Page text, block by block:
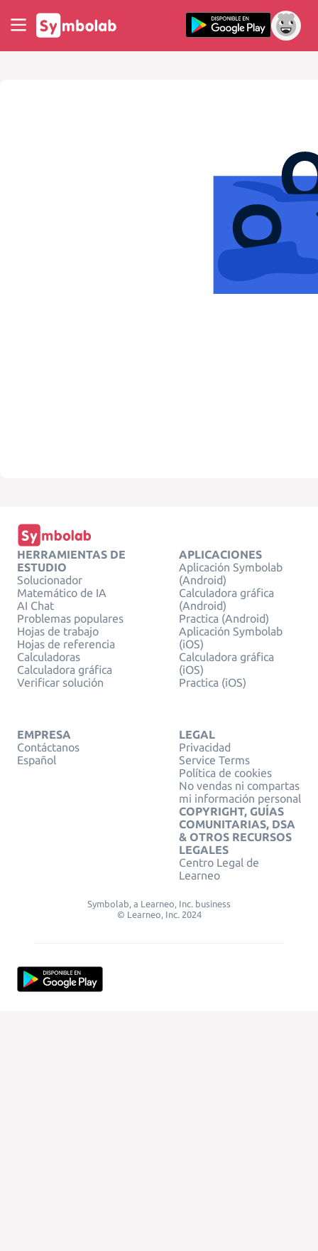
HERRAMIENTAS DE
ESTUDIO
Solucionador
Matemático de IA
AI Chat
Problemas populares
Hojas de trabajo
Hojas de referencia
Calculadoras
Calculadora gráfica
Verificar solución
APLICACIONES
Aplicación Symbolab
(Android)
Calculadora gráfica
(Android)
Practica (Android)
Aplicación Symbolab
(iOS)
Calculadora gráfica
(iOS)
Practica (iOS)
EMPRESA
Contáctanos
Español
LEGAL
Privacidad
Service Terms
Política de cookies
No vendas ni compartas
mi información personal
COPYRIGHT, GUÍAS
COMUNITARIAS, DSA
& OTROS RECURSOS
LEGALES
Centro Legal de
Learneo
Symbolab, a Learneo, Inc. business
© Learneo, Inc. 2024